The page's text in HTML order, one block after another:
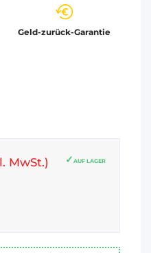
Geld-zurück-Garantie
AUF LAGER
MwSt.)